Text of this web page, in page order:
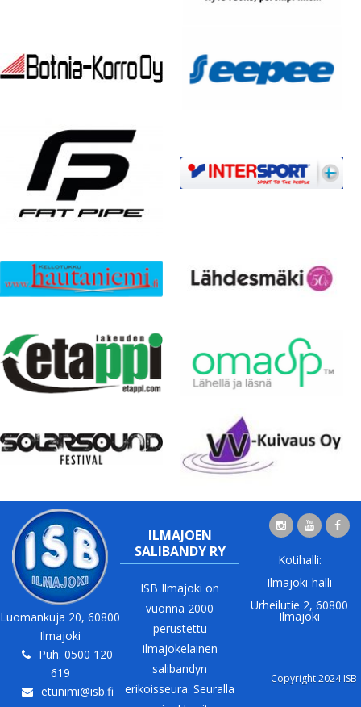
Luomankuja 20, 60800
Ilmajoki
Puh. 0500 120
619
etunimi@isb.fi
ILMAJOEN
SALIBANDY RY
ISB Ilmajoki on
vuonna 2000
perustettu
ilmajokelainen
salibandyn
erikoisseura. Seuralla
Kotihalli:
Ilmajoki-halli
Urheilutie 2, 60800
Ilmajoki
Copyright 2024 ISB